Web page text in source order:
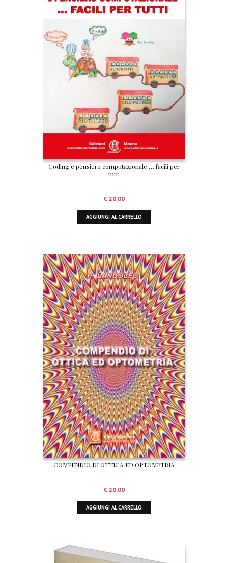
Coding e pensiero computazionale … facili per
tutti
€20,00
AGGIUNGI AL CARRELLO
COMPENDIO DI OTTICA ED OPTOMETRIA
€20,00
AGGIUNGI AL CARRELLO